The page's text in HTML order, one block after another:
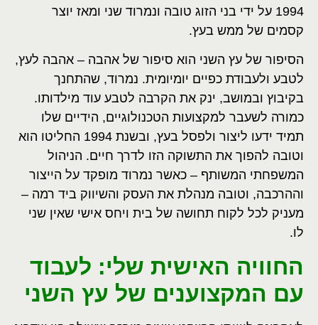
1994 על ידי בני הזוג טובה ונמרוד שני ומאז יוצר
קסמים של ממש בעץ.
הסיפור של עץ השני הוא סיפור של אהבה – אהבה לעץ,
לטבע ולעבודת כפיים יומיומית. נמרוד, שהתחנך
בקיבוץ ובמושב, ינק את הקרבה לטבע עוד מילדותו.
כמורה לשעבר למקצועות הטכנולוגיים, הידיים שלו
תמיד ידעו ליצור ולפסל בעץ, ובשנת 1994 החליטו הוא
וטובה להפוך את התשוקה הזו לדרך חיים. הניהול
המשפחתי המשותף – כאשר נמרוד מופקד על הייצור
וההרכבה, וטובה מנהלת את העסק והשיווק ביד רמה –
מעניק לכל לקוח תחושה של בית ויחס אישי שאין שני
לו.
החוויה האישית שלי: לעבוד
עם המקצוענים של עץ השני